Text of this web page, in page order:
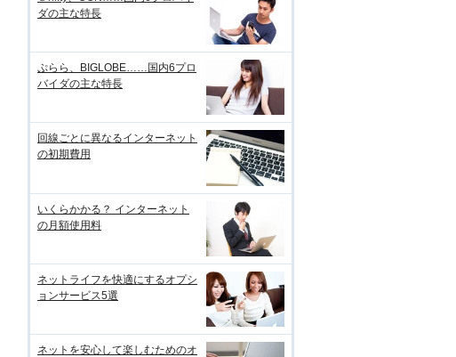
ダの主な特長
ぷらら、BIGLOBE……国内6プロ
バイダの主な特長
回線ごとに異なるインターネット
の初期費用
いくらかかる？ インターネット
の月額使用料
ネットライフを快適にするオプシ
ョンサービス5選
ネットを安心して楽しむためのオ